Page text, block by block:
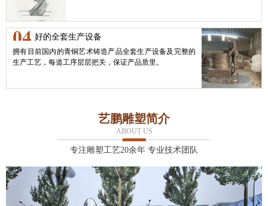
04 好的全套生产设备
拥有目前国内的青铜艺术铸造产品全套生产设备及完整的
生产工艺，每道工序层层把关，保证产品质里。
艺鹏雕塑简介
ABOUT US
专注雕塑工艺20余年 专业技术团队